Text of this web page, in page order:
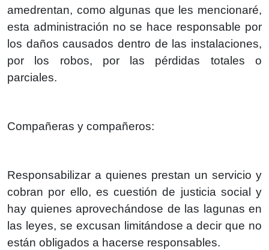
amedrentan, como algunas que les mencionaré,
esta administración no se hace responsable por
los daños causados dentro de las instalaciones,
por los robos, por las pérdidas totales o
parciales.
Compañeras y compañeros:
Responsabilizar a quienes prestan un servicio y
cobran por ello, es cuestión de justicia social y
hay quienes aprovechándose de las lagunas en
las leyes, se excusan limitándose a decir que no
están obligados a hacerse responsables.